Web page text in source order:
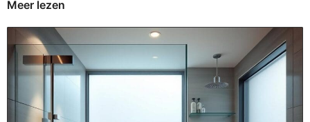
Meer lezen